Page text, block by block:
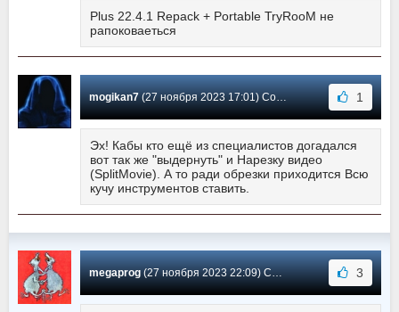
Plus 22.4.1 Repack + Portable TryRooM не
рапоковаеться
mogikan7(27 ноября 2023 17:01) Сообщение #581 1
Эх! Кабы кто ещё из специалистов догадался
вот так же "выдернуть" и Нарезку видео
(SplitMovie). А то ради обрезки приходится Всю
кучу инструментов ставить.
megaprog(27 ноября 2023 22:09) Сообщение #580 3